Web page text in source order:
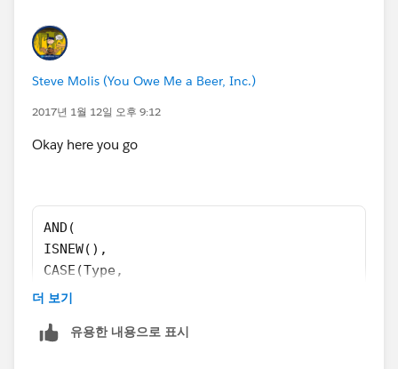
Steve Molis (You Owe Me a Beer, Inc.)
2017년 1월 12일 오후 9:12
Okay here you go
AND(
ISNEW(),
CASE(Type,
"New" , 1 ,
"Upsell" , 1 ,
더 보기
유용한 내용으로 표시